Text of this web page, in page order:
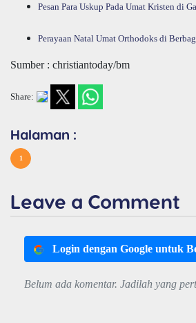
Pesan Para Uskup Pada Umat Kristen di
Perayaan Natal Umat Orthodoks di
Sumber : christiantoday/bm
Share:
Halaman :
1
Leave a Comment
Login dengan Google untuk
Belum ada komentar. Jadilah yang